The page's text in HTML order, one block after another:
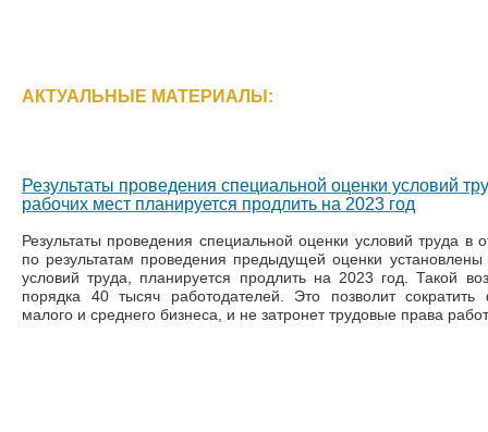
АКТУАЛЬНЫЕ МАТЕРИАЛЫ:
Результаты проведения специальной оценки условий
рабочих мест планируется продлить на 2023 год
Результаты проведения специальной оценки условий труда в
по результатам проведения предыдущей оценки
условий труда, планируется продлить на 2023 год. Такой
порядка 40 тысяч работодателей. Это позволит сократить
малого и среднего бизнеса, и не затронет трудовые права